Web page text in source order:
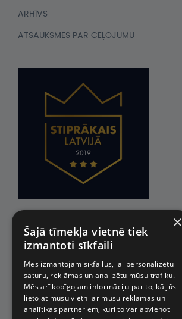
ARHĪVS
ATSAUKSMES PAR CEĻOJUMU
×
Šajā tīmekļa vietnē tiek
izmantoti sīkfaili
Mēs izmantojam sīkfailus, lai personalizētu
saturu, reklāmas un analizētu mūsu trafiku.
Mēs arī kopīgojam informāciju par to, kā jūs
lietojat mūsu vietni ar mūsu reklāmas un
analītikas partneriem, kuri to var apvienot